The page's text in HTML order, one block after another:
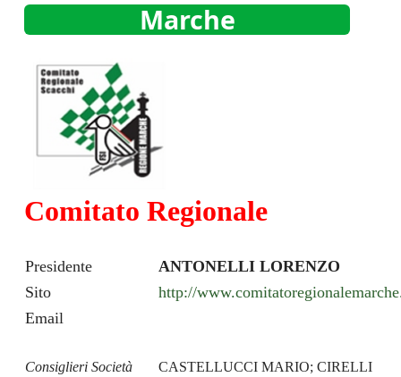
Marche
Comitato Regionale
Presidente
ANTONELLI LORENZO
Sito
http://
Email
Consiglieri Società
CASTELLUCCI MARIO; CIRELLI